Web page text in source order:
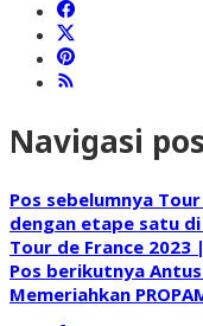
Navigasi pos
Pos sebelumnya
dengan etape satu
Tour de France
Pos berikutnya
Memeriahkan